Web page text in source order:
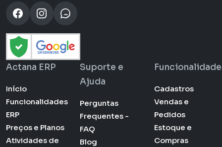
Actana ERP
Início
Funcionalidades
ERP
Preços e Planos
Atividades de
Suporte e
Ajuda
Perguntas
Frequentes -
FAQ
Blog
Cadastros
Vendas e
Pedidos
Estoque e
Compras